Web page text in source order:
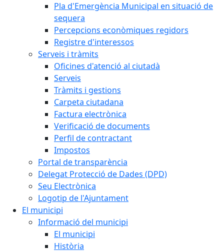
Pla d'Emergència Municipal en situació de
sequera
Percepcions econòmiques regidors
Registre d'interessos
Serveis i tràmits
Oficines d'atenció al ciutadà
Serveis
Tràmits i gestions
Carpeta ciutadana
Factura electrònica
Verificació de documents
Perfil de contractant
Impostos
Portal de transparència
Delegat Protecció de Dades (DPD)
Seu Electrònica
Logotip de l'Ajuntament
El municipi
Informació del municipi
El municipi
Història